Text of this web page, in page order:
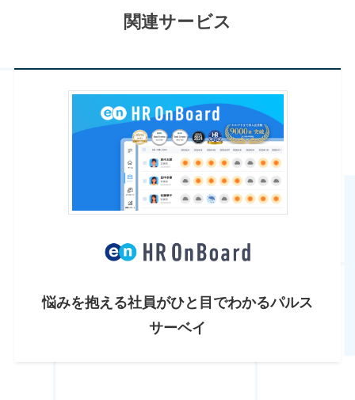
関連サービス
悩みを抱える社員がひと目でわかるパルス
サーベイ